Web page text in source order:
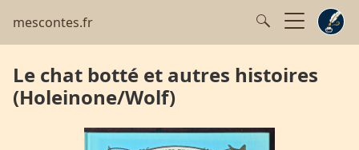
mescontes.fr
Le chat botté et autres histoires
(Holeinone/Wolf)